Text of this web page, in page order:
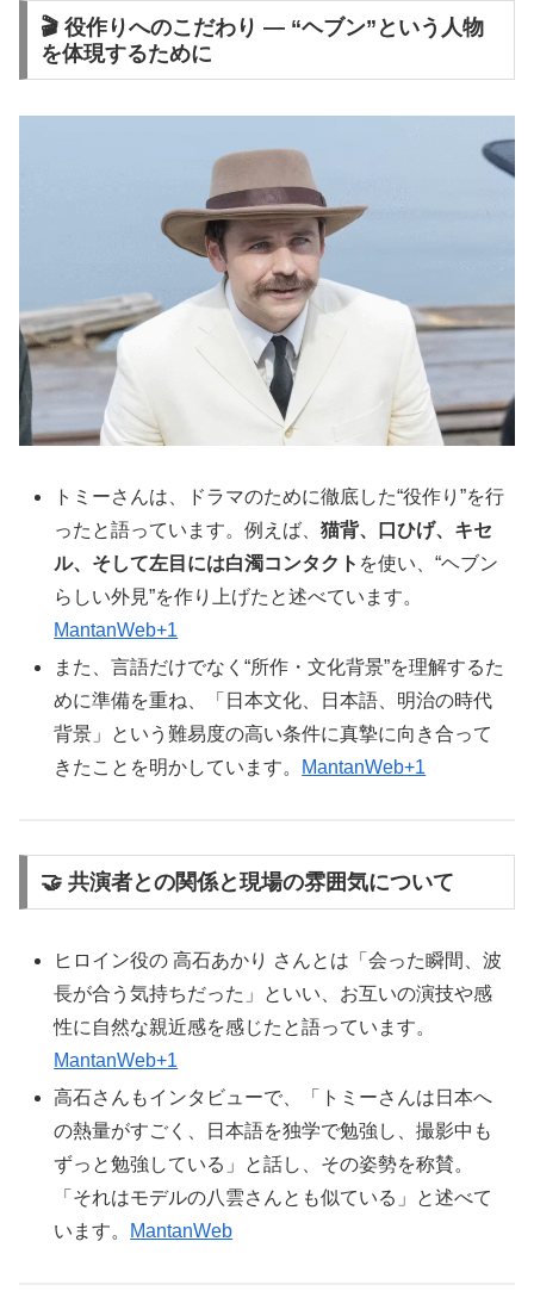
🎬 役作りへのこだわり — “ヘブン”という人物
を体現するために
トミーさんは、ドラマのために徹底した“役作り”を行
ったと語っています。例えば、猫背、口ひげ、キセ
ル、そして左目には白濁コンタクト を使い、“ヘブン
らしい外見”を作り上げたと述べています。
MantanWeb+1
また、言語だけでなく“所作・文化背景”を理解するた
めに準備を重ね、「日本文化、日本語、明治の時代
背景」という難易度の高い条件に真摯に向き合って
きたことを明かしています。
MantanWeb+1
🤝 共演者との関係と現場の雰囲気について
ヒロイン役の 高石あかり さんとは「会った瞬間、波
長が合う気持ちだった」といい、お互いの演技や感
性に自然な親近感を感じたと語っています。
MantanWeb+1
高石さんもインタビューで、「トミーさんは日本へ
の熱量がすごく、日本語を独学で勉強し、撮影中も
ずっと勉強している」と話し、その姿勢を称賛。
「それはモデルの八雲さんとも似ている」と述べて
います。
MantanWeb